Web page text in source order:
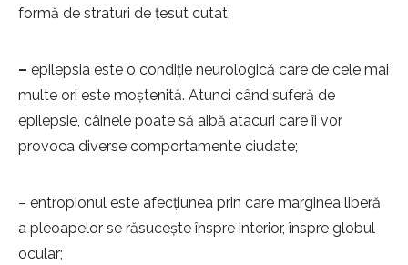
formă de straturi de țesut cutat;
– epilepsia este o condiție neurologică care de cele mai
multe ori este moștenită. Atunci când suferă de
epilepsie, câinele poate să aibă atacuri care îi vor
provoca diverse comportamente ciudate;
– entropionul este afecțiunea prin care marginea liberă
a pleoapelor se răsucește înspre interior, înspre globul
ocular;